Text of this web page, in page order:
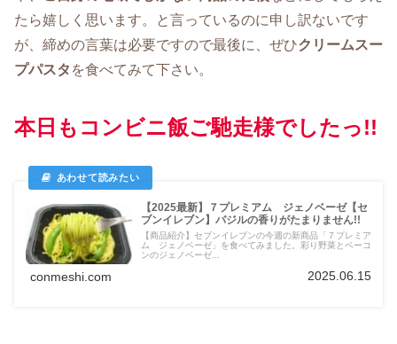
たら嬉しく思います。と言っているのに申し訳ないです
が、締めの言葉は必要ですので最後に、ぜひクリームスー
プパスタ を食べてみて下さい。
本日もコンビニ飯ご馳走様でしたっ!!
【2025最新】７プレミアム ジェノベーゼ【セ
ブンイレブン】バジルの香りがたまりません!!
【商品紹介】セブンイレブンの今週の新商品「７プレミア
ム ジェノベーゼ」を食べてみました。彩り野菜とベーコ
ンのジェノベーゼ...
conmeshi.com 2025.06.15